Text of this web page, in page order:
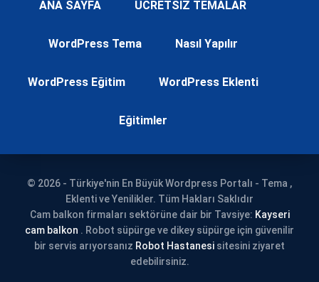
ANA SAYFA ÜCRETSİZ TEMALAR
WordPress Tema Nasıl Yapılır
WordPress Eğitim WordPress Eklenti
Eğitimler
© 2026 - Türkiye'nin En Büyük Wordpress Portalı - Tema ,
Eklenti ve Yenilikler. Tüm Hakları Saklıdır
Cam balkon firmaları sektörüne dair bir Tavsiye: Kayseri
cam balkon . Robot süpürge ve dikey süpürge için güvenilir
bir servis arıyorsanız Robot Hastanesi sitesini ziyaret
edebilirsiniz.